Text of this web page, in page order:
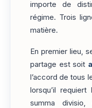
importe de
régime. Trois
matière.
En premier lieu,
partage est soit
l’accord de tous
lorsqu’il requiert
summa divisio,